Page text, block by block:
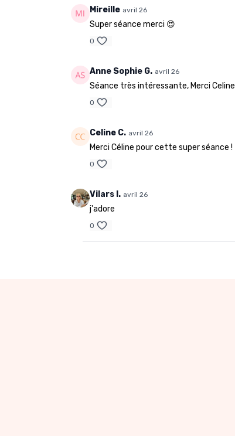
Mireille avril 26
Super séance merci 😍
0
Anne Sophie G. avril 26
Séance très intéressante, Merci Celine
0
Celine C. avril 26
Merci Céline pour cette super séance !
0
Vilars I. avril 26
j'adore
0